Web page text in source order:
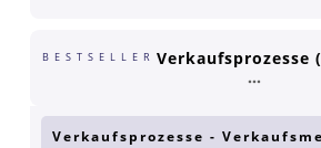
BESTSELLER Verkaufsprozesse
Verkaufsprozesse -